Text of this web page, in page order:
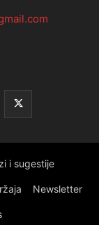
i sugestije
Newsletter